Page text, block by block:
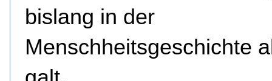
bislang in der
Menschheitsgeschichte